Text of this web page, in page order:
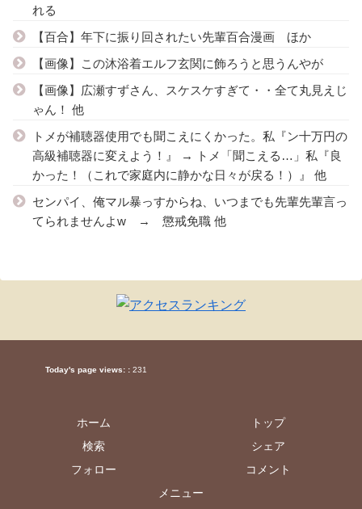
れる
【百合】年下に振り回されたい先輩百合漫画 ほか
【画像】この沐浴着エルフ玄関に飾ろうと思うんやが
【画像】広瀬すずさん、スケスケすぎて・・全て丸見えじ
ゃん！ 他
トメが補聴器使用でも聞こえにくかった。私『ン十万円の
高級補聴器に変えよう！』 → トメ「聞こえる…」私『良
かった！（これで家庭内に静かな日々が戻る！）』 他
センパイ、俺マル暴っすからね、いつまでも先輩先輩言っ
てられませんよw → 懲戒免職 他
Today's page views: : 231
ホーム
トップ
検索
シェア
フォロー
コメント
メニュー